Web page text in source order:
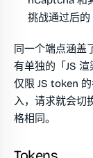
挑战通过后的
同一个端点涵盖
有单独的「JS
仅限 JS token
入，请求就会切
格相同。